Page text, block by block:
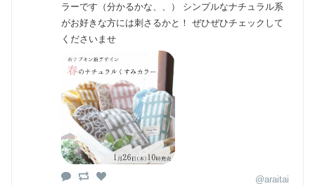
ラーです（分かるかな、、） シンプルなナチュラル系
がお好きな方には刺さるかと！ ぜひぜひチェックして
くださいませ
@araitai